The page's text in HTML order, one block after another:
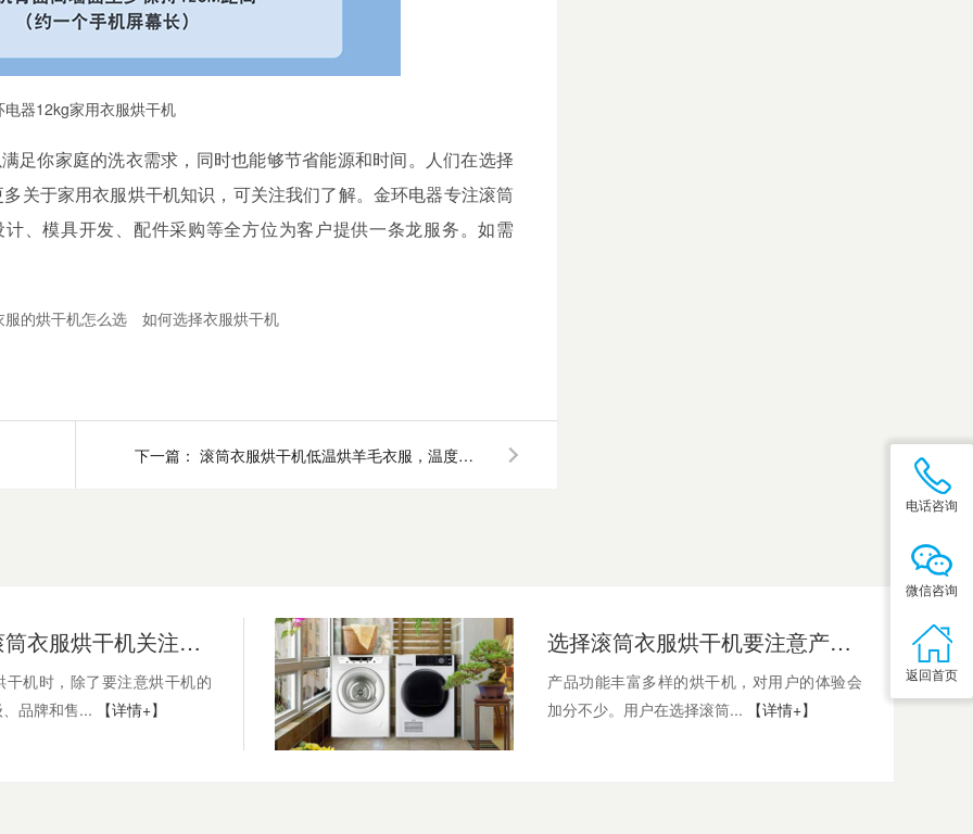
电器12kg家用衣服烘干机
足你家庭的洗衣需求，同时也能够节省能源和时间。 人们在选择
关于家用衣服烘干机知识，可关注我们了解。金环电器专注滚筒
、模具开发、配件采购等全方位为客户提供一条龙服务。如需
服的烘干机怎么选 如何选择衣服烘干机
下一篇： 滚筒衣服烘干机低温烘羊毛衣服，温度控制在什么范围内
用户选购滚筒衣服烘干机关注的产品功能
干机时，除了要注意烘干机的
品牌和售...
【详情+】
选择滚筒衣服烘干机要注意产品哪些细节
产品功能丰富多样的烘干机，对用户的体验会
加分不少。用户在选择滚筒...
【详情+】
电话咨询
微信咨询
返回首页